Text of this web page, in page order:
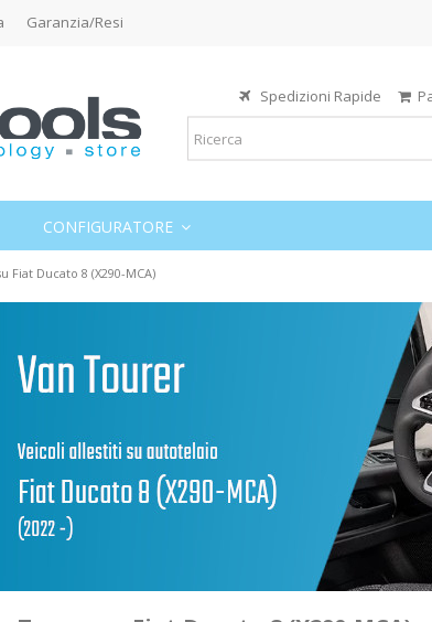
Garanzia/Resi
Spedizioni Rapide
CONFIGURATORE
Fiat Ducato 8 (X290-MCA)